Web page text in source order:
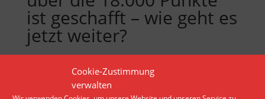
Cookie-Zustimmung
verwalten
ist geschafft – wie geht es
jetzt weiter?
Der Dax hat eine neue historische Bestmarke
aufgestellt. Jetzt wird die Luft dünner für weitere
Kursgewinne. Diese drei Chancen und drei Risiken